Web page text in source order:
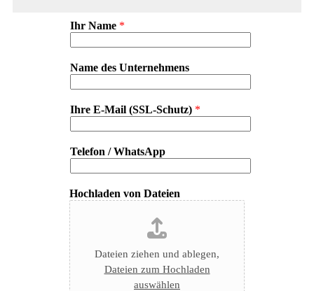
Ihr Name *
Name des Unternehmens
Ihre E-Mail (SSL-Schutz) *
Telefon / WhatsApp
Hochladen von Dateien
Dateien ziehen und ablegen,
Dateien zum Hochladen
auswählen